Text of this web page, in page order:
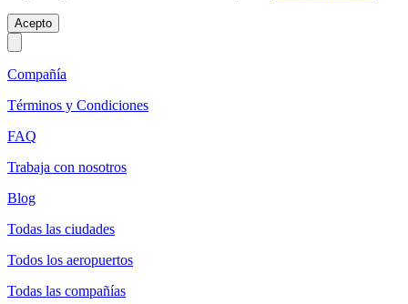
Acepto
Compañía
Términos y Condiciones
FAQ
Trabaja con nosotros
Blog
Todas las ciudades
Todos los aeropuertos
Todas las compañías